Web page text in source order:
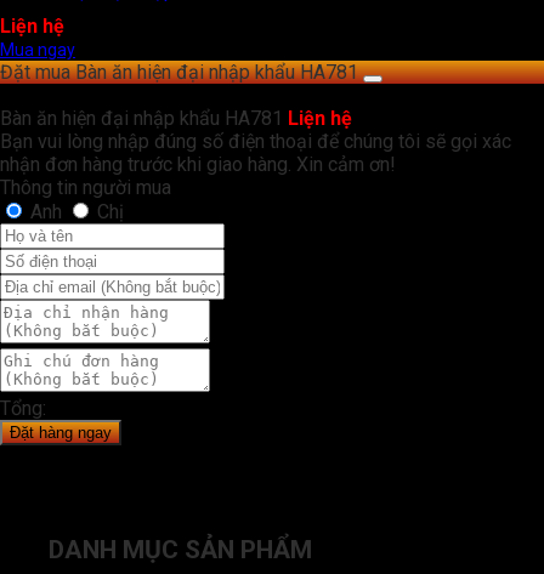
Liện hệ
Mua ngay
Đặt mua Bàn ăn hiện đại nhập khẩu HA781
Bàn ăn hiện đại nhập khẩu HA781 Liện hệ
Bạn vui lòng nhập đúng số điện thoại để chúng tôi sẽ gọi xác
nhận đơn hàng trước khi giao hàng. Xin cảm ơn!
Thông tin người mua
Anh
Chị
Tổng:
Đặt hàng ngay
DANH MỤC SẢN PHẨM